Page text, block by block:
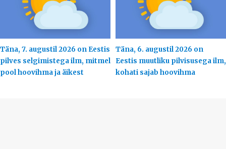
Täna, 7. augustil 2026 on Eestis
pilves selgimistega ilm, mitmel
pool hoovihma ja äikest
Täna, 6. augustil 2026 on
Eestis muutliku pilvisusega ilm,
kohati sajab hoovihma